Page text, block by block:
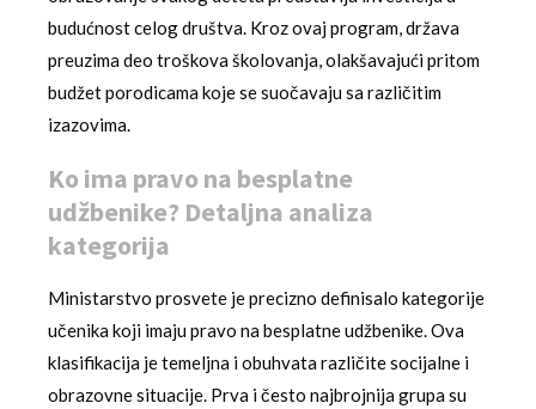
budućnost celog društva. Kroz ovaj program, država
preuzima deo troškova školovanja, olakšavajući pritom
budžet porodicama koje se suočavaju sa različitim
izazovima.
Ko ima pravo na besplatne
udžbenike? Detaljna analiza
kategorija
Ministarstvo prosvete je precizno definisalo kategorije
učenika koji imaju pravo na besplatne udžbenike. Ova
klasifikacija je temeljna i obuhvata različite socijalne i
obrazovne situacije. Prva i često najbrojnija grupa su